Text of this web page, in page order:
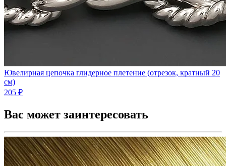
Ювелирная цепочка глидерное плетение (отрезок, кратный 20
см)
205 ₽
Вас может заинтересовать